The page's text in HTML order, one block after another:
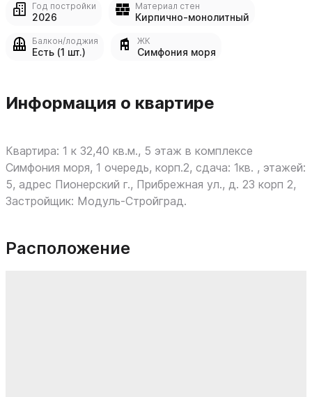
Год постройки
2026
Материал стен
Кирпично-монолитный
Балкон/лоджия
Есть (1 шт.)
ЖК
Симфония моря
Информация о квартире
Квартира: 1 к 32,40 кв.м., 5 этаж в комплексе
Симфония моря, 1 очередь, корп.2, сдача: 1кв. , этажей:
5, адрес Пионерский г., Прибрежная ул., д. 23 корп 2,
Застройщик: Модуль-Стройград.
Расположение